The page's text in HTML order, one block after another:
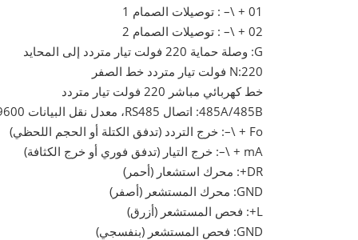
01 + \– : توصيلات الصمام 1
02 + \– : توصيلات الصمام 2
G: وصلة حماية 220 فولت تيار متردد إلى المحايد
N:220 فولت تيار متردد خط الصفر
خط كهربائي مباشر 220 فولت تيار متردد
485A/485B: اتصال RS485، معدل نقل البيانات 9600. عنوان IP "1"
Fo + \–: خرج التردد (تدفق الكتلة أو الحجم اللحظي)
mA + \–: خرج التيار (تدفق فوري أو خرج الكثافة)
DR+: محرك استشعار (أحمر)
GND: محرك المستشعر (أصفر)
L+: فحص المستشعر (أزرق)
GND: فحص المستشعر (بنفسجي)